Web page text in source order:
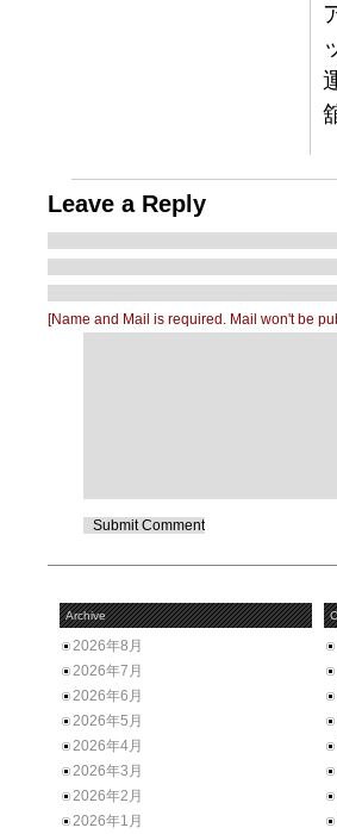
Leave a Reply
[Name and Mail is required. Mail won't be
Archive
2026年8月
2026年7月
2026年6月
2026年5月
2026年4月
2026年3月
2026年2月
2026年1月